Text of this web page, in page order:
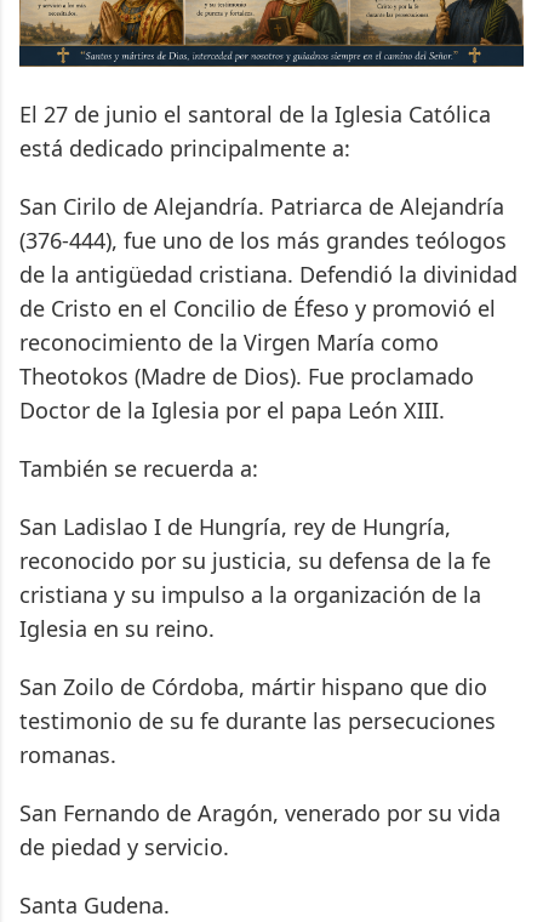
El 27 de junio el santoral de la Iglesia Católica
está dedicado principalmente a:
San Cirilo de Alejandría. Patriarca de Alejandría
(376-444), fue uno de los más grandes teólogos
de la antigüedad cristiana. Defendió la divinidad
de Cristo en el Concilio de Éfeso y promovió el
reconocimiento de la Virgen María como
Theotokos (Madre de Dios). Fue proclamado
Doctor de la Iglesia por el papa León XIII.
También se recuerda a:
San Ladislao I de Hungría, rey de Hungría,
reconocido por su justicia, su defensa de la fe
cristiana y su impulso a la organización de la
Iglesia en su reino.
San Zoilo de Córdoba, mártir hispano que dio
testimonio de su fe durante las persecuciones
romanas.
San Fernando de Aragón, venerado por su vida
de piedad y servicio.
Santa Gudena.